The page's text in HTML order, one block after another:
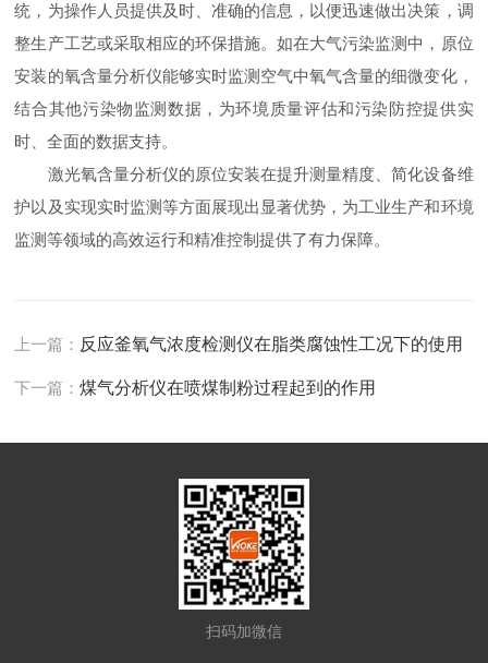
统，为操作人员提供及时、准确的信息，以便迅速做出决策，调
整生产工艺或采取相应的环保措施。如在大气污染监测中，原位
安装的氧含量分析仪能够实时监测空气中氧气含量的细微变化，
结合其他污染物监测数据，为环境质量评估和污染防控提供实
时、全面的数据支持。
激光氧含量分析仪的原位安装在提升测量精度、简化设备维
护以及实现实时监测等方面展现出显著优势，为工业生产和环境
监测等领域的高效运行和精准控制提供了有力保障。
上一篇： 反应釜氧气浓度检测仪在脂类腐蚀性工况下的使用
下一篇：煤气分析仪在喷煤制粉过程起到的作用
扫码加微信